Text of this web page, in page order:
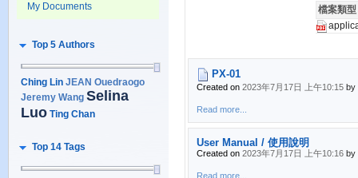
My Documents
Top 5 Authors
Ching Lin JEAN Ouedraogo
Jeremy Wang Selina
Luo Ting Chan
Top 14 Tags
檔案類型
PX-01
Created on 2023年7月17日 上午10:15 by
Read more...
User Manual / 使用說明
Created on 2023年7月17日 上午10:16 by
Read more...